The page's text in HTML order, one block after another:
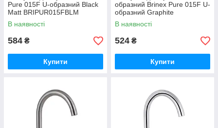
Pure 015F U-образний Black
Matt BRIPUR015FBLM
В наявності
584 ₴
Купити
образний Brinex Pure 015F U-
образний Graphite
BRIPUR015FGRP
В наявності
524 ₴
Купити